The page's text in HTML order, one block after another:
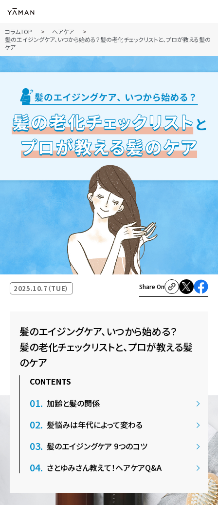
コラムTOP
ヘアケア
髪のエイジングケア、いつから始める？髪の老化チェックリストと、プロが教える髪の
ケア
2025.10.7（TUE） Share On
髪のエイジングケア、いつから始める？
髪の老化チェックリストと、プロが教える髪
のケア
CONTENTS
加齢と髪の関係
髪悩みは年代によって変わる
髪のエイジングケア 9つのコツ
さとゆみさん教えて！ヘアケアQ&A